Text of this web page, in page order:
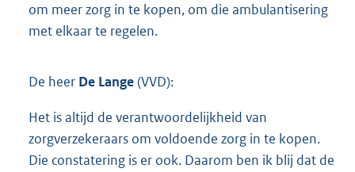
om meer zorg in te kopen, om die ambulantisering
met elkaar te regelen.
De heer De Lange(VVD):
Het is altijd de verantwoordelijkheid van
zorgverzekeraars om voldoende zorg in te kopen.
Die constatering is er ook. Daarom ben ik blij dat de